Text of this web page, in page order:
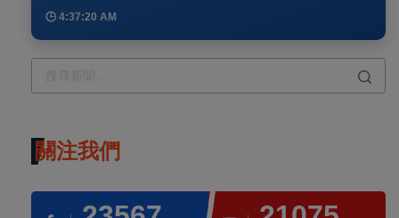
🕒 4:37:20 AM
關注我們